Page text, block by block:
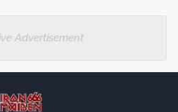
Advertisement